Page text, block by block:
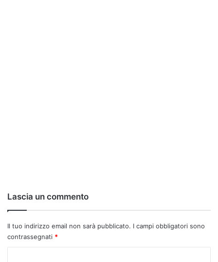
Lascia un commento
Il tuo indirizzo email non sarà pubblicato. I campi obbligatori sono
contrassegnati *